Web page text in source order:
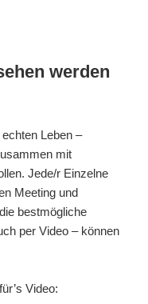
werden
Leben –
mit
Jede/r Einzelne
Meeting und
bestmögliche
per Video – können
Video: